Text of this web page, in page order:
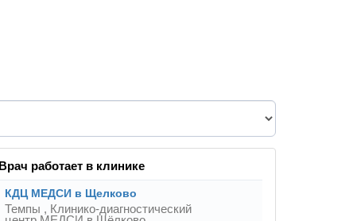
Врач работает в клинике
КДЦ МЕДСИ в Щелково
Темпы , Клинико-диагностический